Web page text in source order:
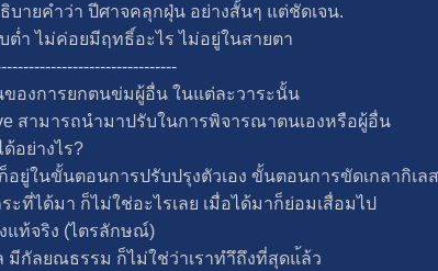
คำว่า ปีศาจคลุกฝุ่น อย่างสั้นๆ แต่ชัดเจน.
ม่ค่อยมีฤทธิ์อะไร ไม่อยู่ในสายตา
การยกตนข่มผู้อื่น ในแต่ละวาระนั้น
สามารถนำมาปรับในการพิจารณาตนเองหรือผู้อื่น
อย่างไร?
นขั้นตอนการปรับปรุงตัวเอง ขั้นตอนการขัดเกลากิเล
มา ก็ไม่ใช่อะไรเลย เมื่อได้มาก็ย่อมเสื่อมไป
แท้จริง (ไตรลักษณ์)
ณธรรม ก็ไม่ใช่ว่าเราทำึถึงที่สุดแ้ล้ว